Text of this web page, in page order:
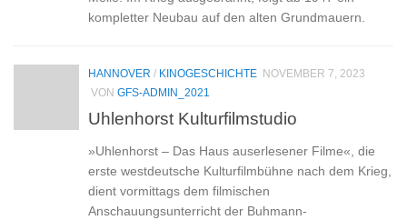
kompletter Neubau auf den alten Grundmauern.
HANNOVER / KINOGESCHICHTE NOVEMBER 7, 2023
VON GFS-ADMIN_2021
Uhlenhorst Kulturfilmstudio
»Uhlenhorst – Das Haus auserlesener Filme«, die
erste westdeutsche Kulturfilmbühne nach dem Krieg,
dient vormittags dem filmischen
Anschauungsunterricht der Buhmann-